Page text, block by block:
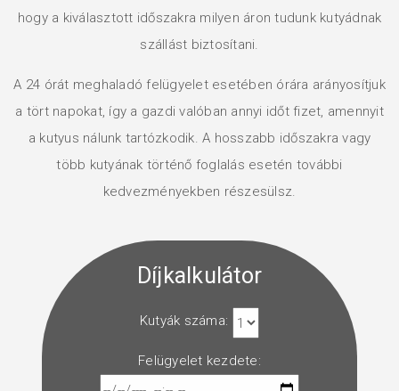
hogy a kiválasztott időszakra milyen áron tudunk kutyádnak
szállást biztosítani.
A 24 órát meghaladó felügyelet esetében órára arányosítjuk
a tört napokat, így a gazdi valóban annyi időt fizet, amennyit
a kutyus nálunk tartózkodik. A hosszabb időszakra vagy
több kutyának történő foglalás esetén további
kedvezményekben részesülsz.
Díjkalkulátor
Kutyák száma:
Felügyelet kezdete: